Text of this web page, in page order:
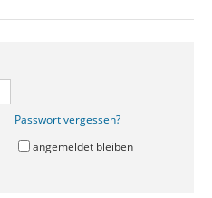
Passwort vergessen?
angemeldet bleiben